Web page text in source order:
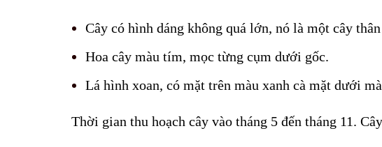
Cây có hình dáng không quá lớn, nó là một cây
Hoa cây màu tím, mọc từng cụm dưới gốc.
Lá hình xoan, có mặt trên màu xanh cà mặt dưới
Thời gian thu hoạch cây vào tháng 5 đến tháng 11.